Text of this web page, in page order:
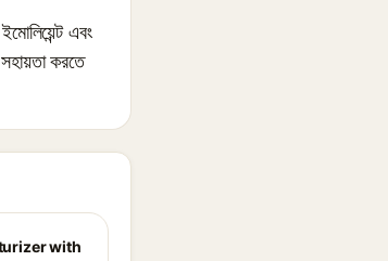
এবং
করতে
with